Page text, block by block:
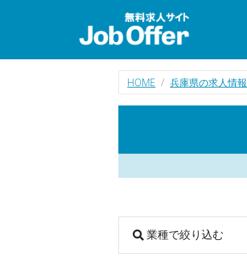
HOME 兵庫県の求人情報
業種で絞り込む